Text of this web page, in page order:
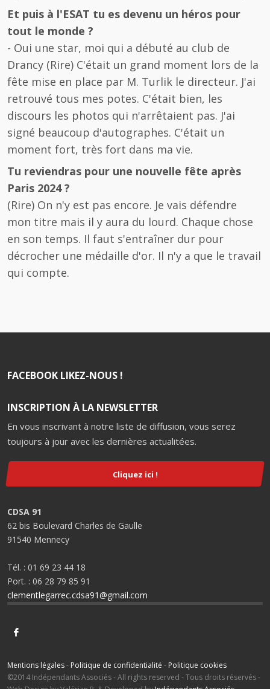
Et puis à l'ESAT tu es devenu un héros pour
tout le monde ?
- Oui une star, moi qui a débuté au club de
Drancy (Rire) C'était un grand moment lors de la
fête mise en place par M. Turlik le directeur. J'ai
retrouvé tous mes potes. C'était bien, les
discours les photos qui n'arrêtaient pas. J'ai
signé beaucoup d'autographes. C'était un
moment fort, très fort dans ma vie.
Tu reviendras pour une nouvelle fête après
Paris 2024 ?
(Rire) On n'y est pas encore. Je vais défendre
mon titre mais il y aura du lourd. Chaque chose
en son temps. Il faut s'entraîner dur pour
décrocher une médaille d'or. Il n'y a que le travail
qui compte.
FACEBOOK LIKEZ-NOUS !
INSCRIPTION À LA NEWSLETTER
En vous inscrivant à notre liste de diffusion, vous serez
toujours à jour avec les dernières actualitées.
Cliquez ici !
CDSA 91
62 bis Boulevard Charles de Gaulle
91540 Mennecy
Tél. : 01 69 23 44 18
Port. : 06 28 79 85 91
clementlegarrec.cdsa91@gmail.com
Mentions légales- Politique de confidentialité - Politique cookies
©2014 Indépendants Associés - All rights reserved - Tous droits réservés -